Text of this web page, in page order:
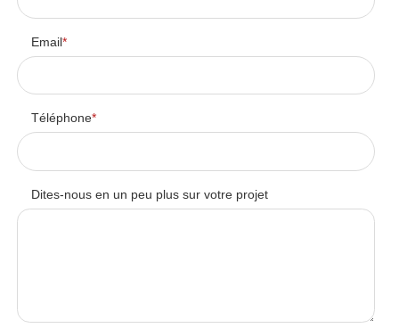
Email*
Téléphone*
Dites-nous en un peu plus sur votre projet